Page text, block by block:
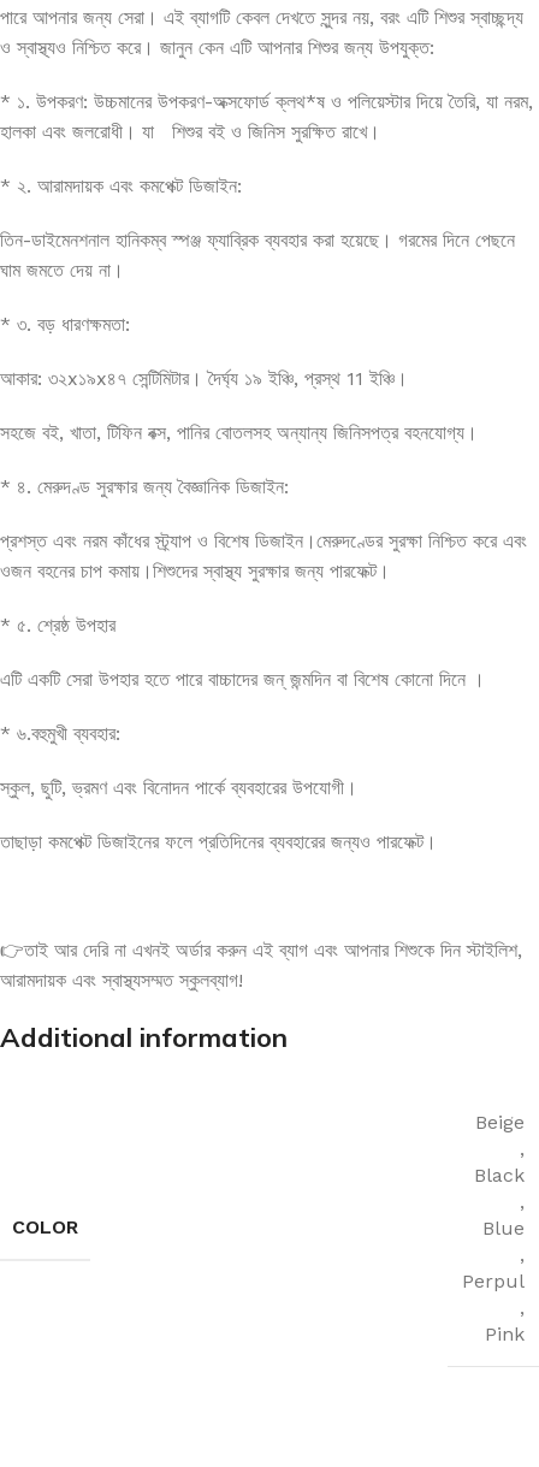
পারে আপনার জন্য সেরা। এই ব্যাগটি কেবল দেখতে সুন্দর নয়, বরং এটি শিশুর স্বাচ্ছন্দ্য
ও স্বাস্থ্যও নিশ্চিত করে। জানুন কেন এটি আপনার শিশুর জন্য উপযুক্ত:
* ১. উপকরণ: উচ্চমানের উপকরণ-অক্সফোর্ড ক্লথ*ষ ও পলিয়েস্টার দিয়ে তৈরি, যা নরম,
হালকা এবং জলরোধী। যা শিশুর বই ও জিনিস সুরক্ষিত রাখে।
* ২. আরামদায়ক এবং কমপেক্ট ডিজাইন:
তিন-ডাইমেনশনাল হানিকম্ব স্পঞ্জ ফ্যাব্রিক ব্যবহার করা হয়েছে। গরমের দিনে পেছনে
ঘাম জমতে দেয় না।
* ৩. বড় ধারণক্ষমতা:
আকার: ৩২x১৯x৪৭ সেন্টিমিটার। দৈর্ঘ্য ১৯ ইঞ্চি, প্রস্থ 11 ইঞ্চি।
সহজে বই, খাতা, টিফিন বক্স, পানির বোতলসহ অন্যান্য জিনিসপত্র বহনযোগ্য।
* ৪. মেরুদণ্ড সুরক্ষার জন্য বৈজ্ঞানিক ডিজাইন:
প্রশস্ত এবং নরম কাঁধের স্ট্র্যাপ ও বিশেষ ডিজাইন।মেরুদণ্ডের সুরক্ষা নিশ্চিত করে এবং
ওজন বহনের চাপ কমায়।শিশুদের স্বাস্থ্য সুরক্ষার জন্য পারফেক্ট।
* ৫. শ্রেষ্ঠ উপহার
এটি একটি সেরা উপহার হতে পারে বাচ্চাদের জন্ জন্মদিন বা বিশেষ কোনো দিনে ।
* ৬.বহুমুখী ব্যবহার:
স্কুল, ছুটি, ভ্রমণ এবং বিনোদন পার্কে ব্যবহারের উপযোগী।
তাছাড়া কমপেক্ট ডিজাইনের ফলে প্রতিদিনের ব্যবহারের জন্যও পারফেক্ট।
👉তাই আর দেরি না এখনই অর্ডার করুন এই ব্যাগ এবং আপনার শিশুকে দিন স্টাইলিশ,
আরামদায়ক এবং স্বাস্থ্যসম্মত স্কুলব্যাগ!
Additional information
COLOR
Beige
,
Black
,
Blue
,
Perpul
,
Pink